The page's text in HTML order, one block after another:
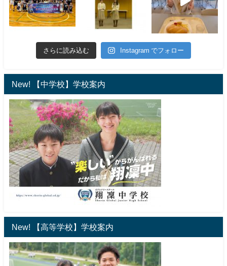
さらに読み込む Instagram でフォロー
New! 【中学校】学校案内
New! 【高等学校】学校案内